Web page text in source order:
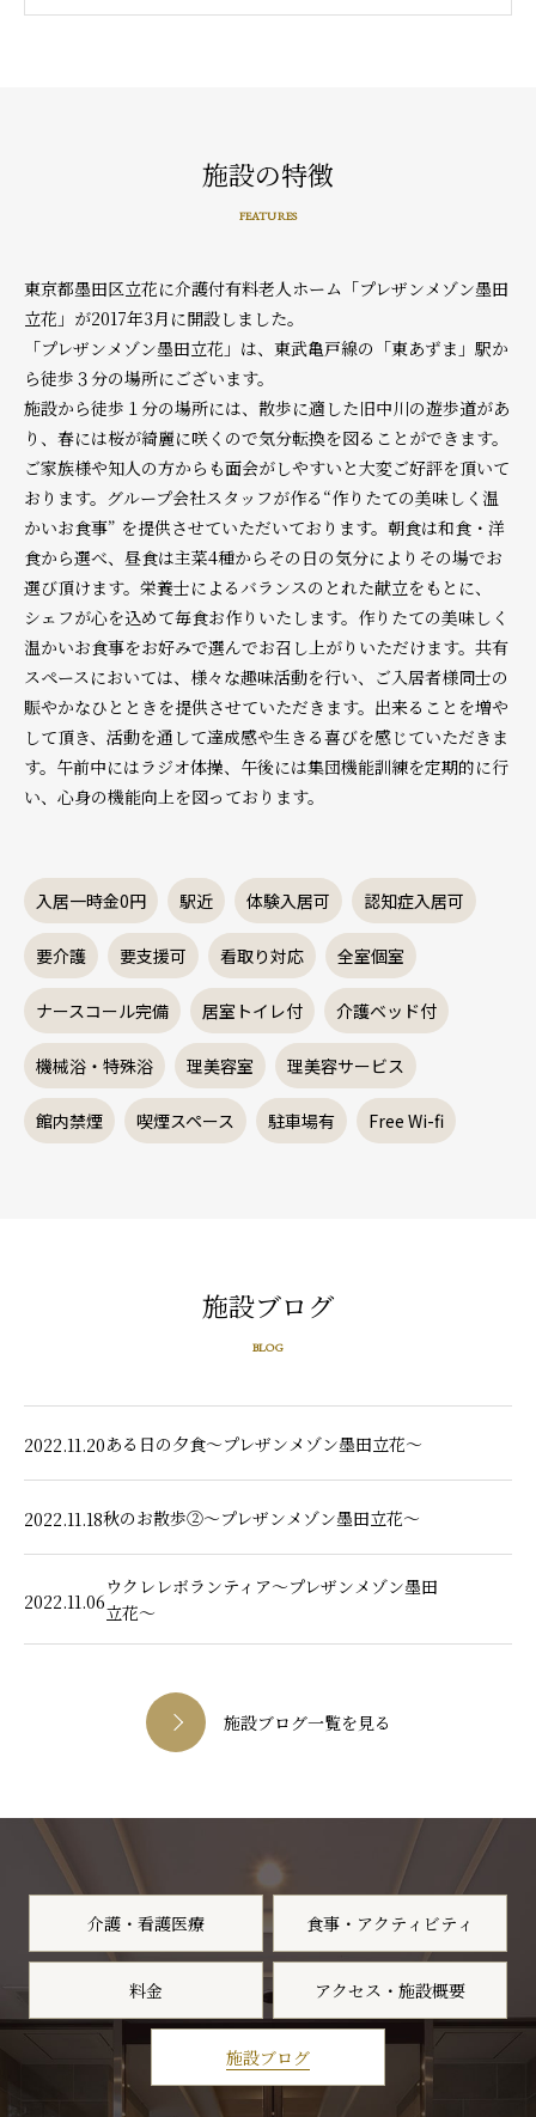
施設の特徴
FEATURES
東京都墨田区立花に介護付有料老人ホーム「プレザンメゾン墨田
立花」が2017年3月に開設しました。
「プレザンメゾン墨田立花」は、東武亀戸線の「東あずま」駅か
ら徒歩３分の場所にございます。
施設から徒歩１分の場所には、散歩に適した旧中川の遊歩道があ
り、春には桜が綺麗に咲くので気分転換を図ることができます。
ご家族様や知人の方からも面会がしやすいと大変ご好評を頂いて
おります。グループ会社スタッフが作る“作りたての美味しく温
かいお食事” を提供させていただいております。朝食は和食・洋
食から選べ、昼食は主菜4種からその日の気分によりその場でお
選び頂けます。栄養士によるバランスのとれた献立をもとに、
シェフが心を込めて毎食お作りいたします。作りたての美味しく
温かいお食事をお好みで選んでお召し上がりいただけます。共有
スペースにおいては、様々な趣味活動を行い、ご入居者様同士の
賑やかなひとときを提供させていただきます。出来ることを増や
して頂き、活動を通して達成感や生きる喜びを感じていただきま
す。午前中にはラジオ体操、午後には集団機能訓練を定期的に行
い、心身の機能向上を図っております。
入居一時金0円 駅近 体験入居可 認知症入居可
要介護 要支援可 看取り対応 全室個室
ナースコール完備 居室トイレ付 介護ベッド付
機械浴・特殊浴 理美容室 理美容サービス
館内禁煙 喫煙スペース 駐車場有 Free Wi-fi
施設ブログ
BLOG
2022.11.20ある日の夕食～プレザンメゾン墨田立花～
2022.11.18秋のお散歩②～プレザンメゾン墨田立花～
2022.11.06
ウクレレボランティア～プレザンメゾン墨田
立花～
施設ブログ一覧を見る
介護・看護医療 食事・アクティビティ
料金 アクセス・施設概要
施設ブログ